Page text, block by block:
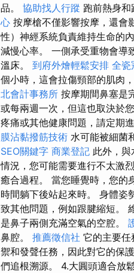
品。 協助找人行蹤 跑前熱身
心 按摩槍不僅影響按摩，還會
性）神經系統負責維持生命的
減慢心率。 一側承受重物會導
溫床。 到府外燴輕鬆安排 全瓷
個小時，這會拉傷頸部的肌肉
北會計事務所 按摩期間鼻塞是
或每兩週一次，但這也取決於
疼痛或其他健康問題，請定期
膜沾黏撥筋技術 水可能被細菌
SEO關鍵字 商業登記 此外，
情況，您可能需要進行不太激
癒合過程。 當您睡覺時，您的
時間躺下後站起來時。 身體姿
致其他問題，例如跟腱縮短。
是鼻子兩側充滿空氣的空腔。
鼻腔。 推薦徵信社 它的主要任
禦和發聲任務，因此對它的保
們追根溯源。 4.大圓頭適合放